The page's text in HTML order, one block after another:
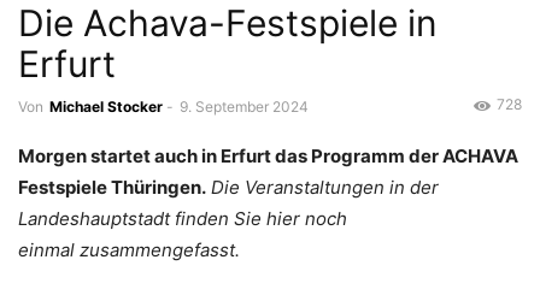
Die Achava-Festspiele in
Erfurt
Von Michael Stocker - 9. September 2024 728
Morgen startet auch in Erfurt das Programm der ACHAVA
Festspiele Thüringen. Die Veranstaltungen in der
Landeshauptstadt finden Sie hier noch
einmal zusammengefasst.